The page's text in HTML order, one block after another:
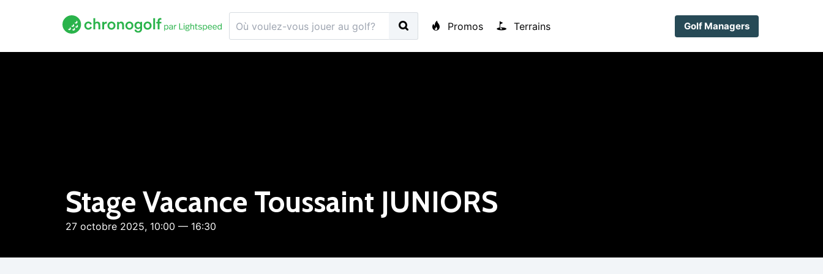
Promos Terrains Golf Managers
Stage Vacance Toussaint JUNIORS
27 octobre 2025, 10:00 — 16:30